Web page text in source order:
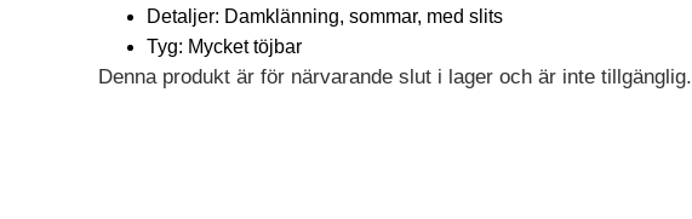
Detaljer: Damklänning, sommar, med slits
Tyg: Mycket töjbar
Denna produkt är för närvarande slut i lager och är inte tillgänglig.